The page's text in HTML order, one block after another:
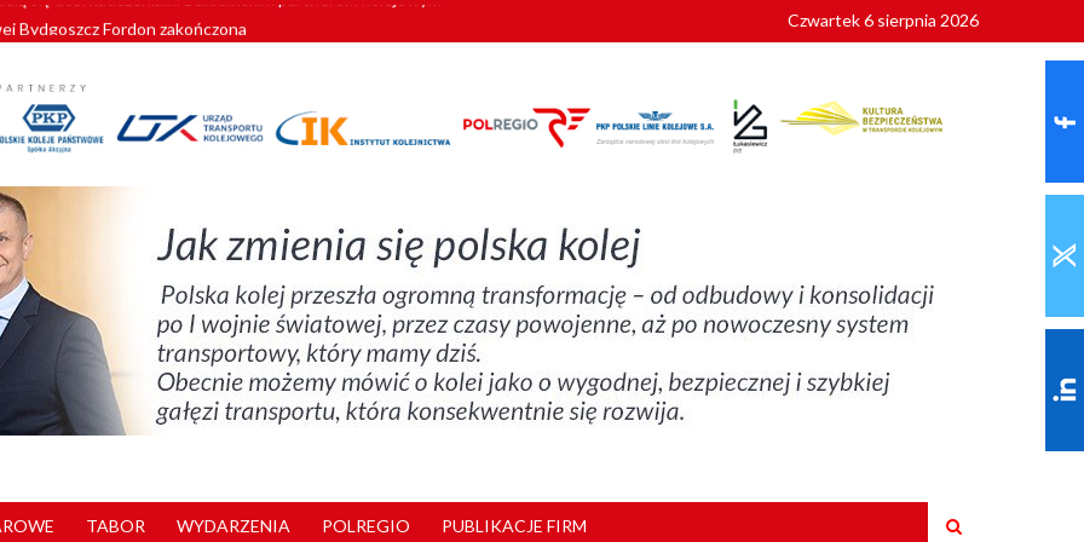
Bydgoszcz Fordon zakończona
pociągi od PESA. Sześć nowoczesnych ELF-ów wyjedzie na tory w 2029 roku
GySEV gotowe
się doświadczeniami z ukraińskim partnerem kolejowym
Czwartek 6 sierpnia 2026
TABOR WYDARZENIA POLREGIO PUBLIKACJE FIRM